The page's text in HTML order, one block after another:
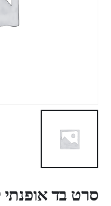
סרט בד אופנתי